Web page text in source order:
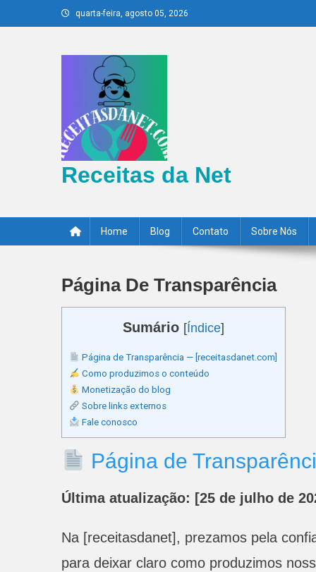
to
quarta-feira, agosto 05, 2026
Receitas da Net
Home Blog Contato Sobre Nós
Página De Transparência
Sumário [Índice]
Página de Transparência — [receitasdanet.com]
Como produzimos o conteúdo
Monetização do blog
Sobre links externos
Fale conosco
Página de
Última atualização: [25 de julho de
Na [receitasdanet], prezamos pela
para deixar claro como produzimos